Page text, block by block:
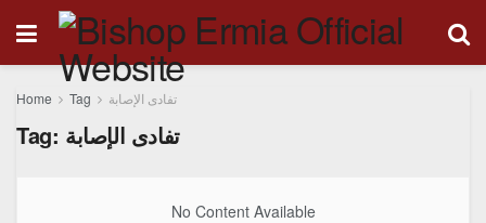
Home Tag تفادى الإصابة
Tag: تفادى الإصابة
No Content Available